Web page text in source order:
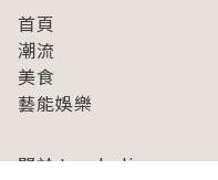
首頁
潮流
美食
藝能娛樂
關於Japaholic